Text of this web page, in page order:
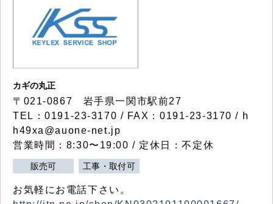
カギの丸正
〒021-0867 岩手県一関市駅前27
TEL：0191-23-3170 / FAX：0191-23-3170 / h
h49xa@auone-net.jp
営業時間：8:30〜19:00 / 定休日：不定休
販売可 工事・取付可
お気軽にお電話下さい。